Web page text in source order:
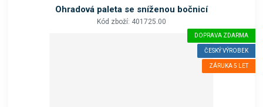
Ohradová paleta se sníženou bočnicí
Kód zboží: 401725.00
DOPRAVA ZDARMA
ČESKÝ VÝROBEK
ZÁRUKA 5 LET